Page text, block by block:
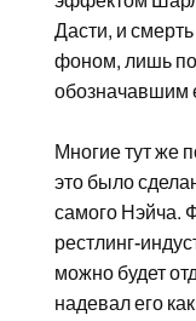
Дасти, и
фоном, лишь
обозначавшим
Многие тут же
это было
самого Нэйча.
рестлинг-
можно будет
надевал его